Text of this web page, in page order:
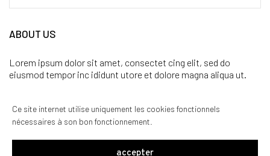
Ce site internet utilise uniquement les cookies fonctionnels
nécessaires à son bon fonctionnement.
accepter
ABOUT US
Lorem ipsum dolor sit amet, consectet cing elit, sed do
eiusmod tempor inc ididunt utore et dolore magna aliqua ut.
CATÉGORIES